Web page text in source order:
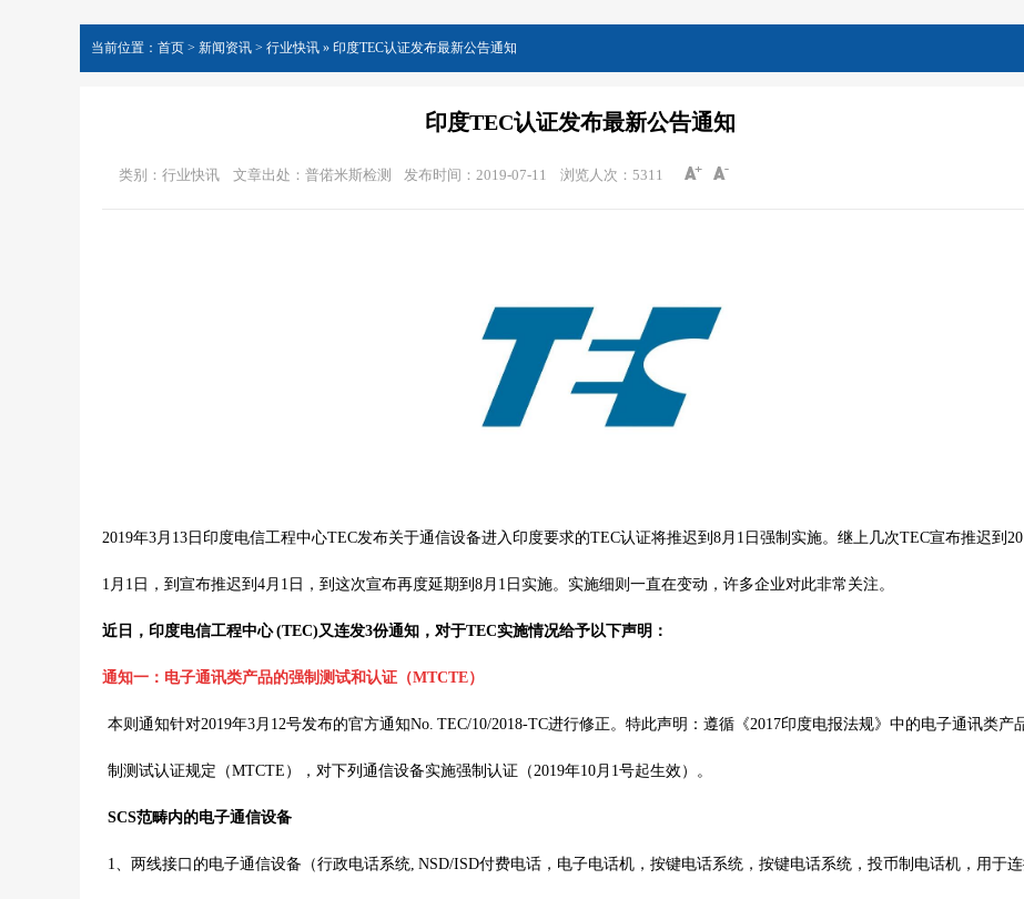
当前位置： 首页 > 新闻资讯 > 行业快讯 » 印度TEC认证发布最新公告通知
印度TEC认证发布最新公告通知
类别：行业快讯 文章出处：普偌米斯检测 发布时间：2019-07-11 浏览人次： 5311
2019年3月13日印度电信工程中心TEC发布关于通信设备进入印度要求的TEC认证将推迟到8月1日强制实施。继上几次TEC宣布推迟到
1月1日，到宣布推迟到4月1日，到这次宣布再度延期到8月1日实施。实施细则一直在变动，许多企业对此非常关注。
近日，印度电信工程中心 (TEC)又连发3份通知，对于TEC实施情况给予以下声明：
通知一： 电子通讯类产品的强制测试和认证（MTCTE）
本则通知针对2019年3月12号发布的官方通知No. TEC/10/2018-TC进行修正。特此声明：遵循《2017印度电报法规》中的电子通讯类产
制测试认证规定（MTCTE），对下列通信设备实施强制认证（2019年10月1号起生效）。
SCS范畴内的电子通信设备
1、两线接口的电子通信设备（行政电话系统, NSD/ISD付费电话，电子电话机，按键电话系统，按键电话系统，投币制电话机，用于